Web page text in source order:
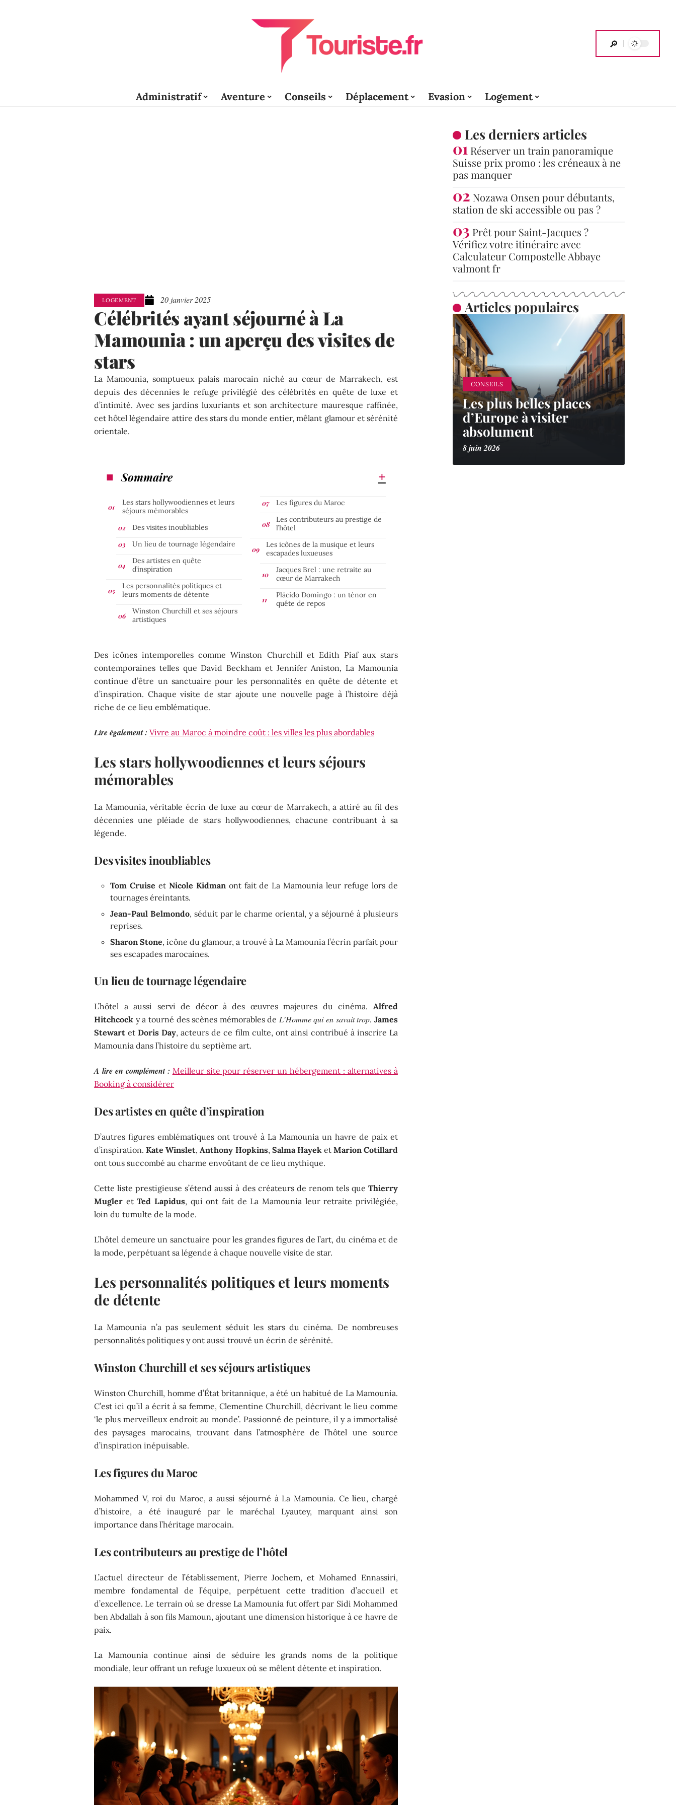
Administratif Aventure Conseils Déplacement Evasion Logement
LOGEMENT 20 janvier 2025
Célébrités ayant séjourné à La
Mamounia : un aperçu des visites de
stars
La Mamounia, somptueux palais marocain niché au cœur de Marrakech, est
depuis des décennies le refuge privilégié des célébrités en quête de luxe et
d’intimité. Avec ses jardins luxuriants et son architecture mauresque raffinée,
cet hôtel légendaire attire des stars du monde entier, mêlant glamour et sérénité
orientale.
Sommaire
Les stars hollywoodiennes et leurs
séjours mémorables
Des visites inoubliables
Un lieu de tournage légendaire
Des artistes en quête
d’inspiration
Les personnalités politiques et
leurs moments de détente
Winston Churchill et ses séjours
artistiques
Les figures du Maroc
Les contributeurs au prestige de
l’hôtel
Les icônes de la musique et leurs
escapades luxueuses
Jacques Brel : une retraite au
cœur de Marrakech
Plácido Domingo : un ténor en
quête de repos
Des icônes intemporelles comme Winston Churchill et Edith Piaf aux stars
contemporaines telles que David Beckham et Jennifer Aniston, La Mamounia
continue d’être un sanctuaire pour les personnalités en quête de détente et
d’inspiration. Chaque visite de star ajoute une nouvelle page à l’histoire déjà
riche de ce lieu emblématique.
Lire également : Vivre au Maroc à moindre coût : les villes les plus abordables
Les stars hollywoodiennes et leurs séjours
mémorables
La Mamounia, véritable écrin de luxe au cœur de Marrakech, a attiré au fil des
décennies une pléiade de stars hollywoodiennes, chacune contribuant à sa
légende.
Des visites inoubliables
Tom Cruise et Nicole Kidmanont fait de La Mamounia leur refuge lors de
tournages éreintants.
Jean-Paul Belmondo, séduit par le charme oriental, y a séjourné à plusieurs
reprises.
Sharon Stone, icône du glamour, a trouvé à La Mamounia l’écrin parfait pour
ses escapades marocaines.
Un lieu de tournage légendaire
L’hôtel a aussi servi de décor à des œuvres majeures du cinéma. Alfred
Hitchcock y a tourné des scènes mémorables de L’Homme qui en savait trop. James
Stewart etDoris Day, acteurs de ce film culte, ont ainsi contribué à inscrire La
Mamounia dans l’histoire du septième art.
A lire en complément : Meilleur site pour réserver un hébergement : alternatives à
Booking à considérer
Des artistes en quête d’inspiration
D’autres figures emblématiques ont trouvé à La Mamounia un havre de paix et
d’inspiration.Kate Winslet,Anthony Hopkins, Salma Hayek et Marion Cotillard
ont tous succombé au charme envoûtant de ce lieu mythique.
Cette liste prestigieuse s’étend aussi à des créateurs de renom tels que Thierry
Mugler etTed Lapidus, qui ont fait de La Mamounia leur retraite privilégiée,
loin du tumulte de la mode.
L’hôtel demeure un sanctuaire pour les grandes figures de l’art, du cinéma et de
la mode, perpétuant sa légende à chaque nouvelle visite de star.
Les personnalités politiques et leurs moments
de détente
La Mamounia n’a pas seulement séduit les stars du cinéma. De nombreuses
personnalités politiques y ont aussi trouvé un écrin de sérénité.
Winston Churchill et ses séjours artistiques
Winston Churchill, homme d’État britannique, a été un habitué de La Mamounia.
C’est ici qu’il a écrit à sa femme, Clementine Churchill, décrivant le lieu comme
‘le plus merveilleux endroit au monde’. Passionné de peinture, il y a immortalisé
des paysages marocains, trouvant dans l’atmosphère de l’hôtel une source
d’inspiration inépuisable.
Les figures du Maroc
Mohammed V, roi du Maroc, a aussi séjourné à La Mamounia. Ce lieu, chargé
d’histoire, a été inauguré par le maréchal Lyautey, marquant ainsi son
importance dans l’héritage marocain.
Les contributeurs au prestige de l’hôtel
L’actuel directeur de l’établissement, Pierre Jochem, et Mohamed Ennassiri,
membre fondamental de l’équipe, perpétuent cette tradition d’accueil et
d’excellence. Le terrain où se dresse La Mamounia fut offert par Sidi Mohammed
ben Abdallah à son fils Mamoun, ajoutant une dimension historique à ce havre de
paix.
La Mamounia continue ainsi de séduire les grands noms de la politique
mondiale, leur offrant un refuge luxueux où se mêlent détente et inspiration.
Les derniers articles
Réserver un train panoramique
Suisse prix promo : les créneaux à ne
pas manquer
Nozawa Onsen pour débutants,
station de ski accessible ou pas ?
Prêt pour Saint-Jacques ?
Vérifiez votre itinéraire avec
Calculateur Compostelle Abbaye
valmont fr
Articles populaires
CONSEILS
Les plus belles places
d’Europe à visiter
absolument
8 juin 2026